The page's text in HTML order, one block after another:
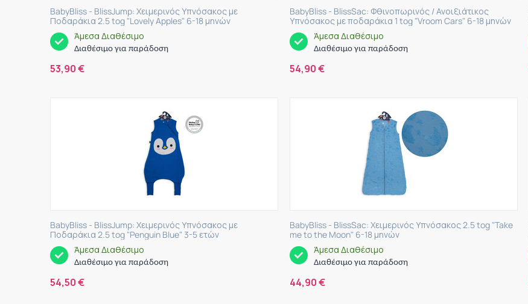
BabyBliss - BlissJump: Χειμερινός Υπνόσακος με
Ποδαράκια 2.5 tog "Lovely Apples" 6-18 μηνών
Άμεσα Διαθέσιμο
Διαθέσιμο για παράδοση
53,90€
BabyBliss - BlissSac: Φθινοπωρινός / Ανοιξιάτικος
Υπνόσακος με ποδαράκια 1 tog "Vroom Cars" 6-18 μηνών
Άμεσα Διαθέσιμο
Διαθέσιμο για παράδοση
54,90€
BabyBliss - BlissJump: Χειμερινός Υπνόσακος με
Ποδαράκια 2.5 tog "Penguin Blue" 3-5 ετών
Άμεσα Διαθέσιμο
Διαθέσιμο για παράδοση
54,50€
BabyBliss - BlissSac: Χειμερινός Υπνόσακος 2.5 tog "Take
me to the Moon" 6-18 μηνών
Άμεσα Διαθέσιμο
Διαθέσιμο για παράδοση
44,90€